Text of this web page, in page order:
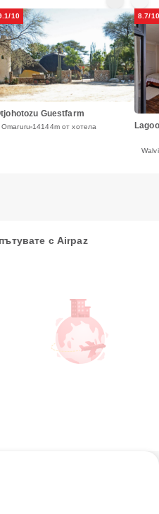
10
Guestfarm
Omaruru 14144m от хотела
8.7/10
с Airpaz